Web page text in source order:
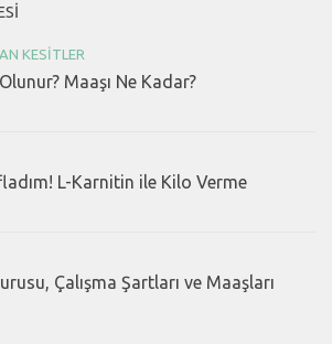
KESITLER
Maaşı Ne Kadar?
L-Karnitin ile Kilo Verme
Çalışma Şartları ve Maaşları